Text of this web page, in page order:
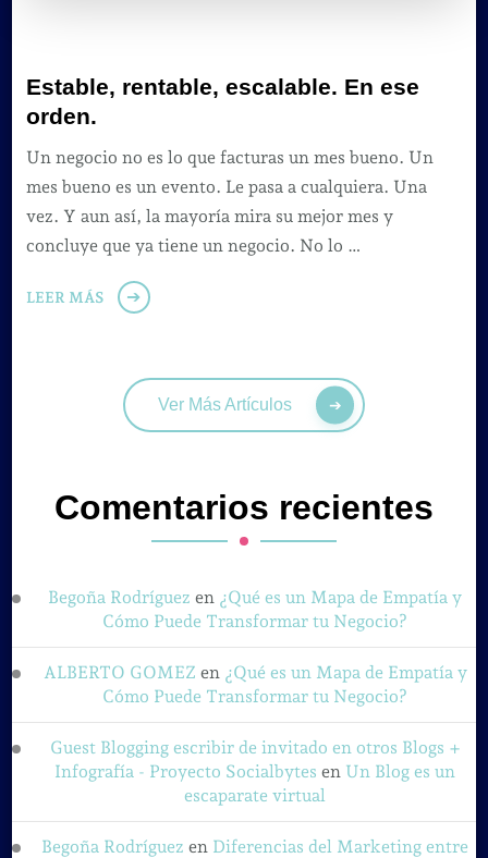
Estable, rentable, escalable. En ese
orden.
Un negocio no es lo que facturas un mes bueno. Un
mes bueno es un evento. Le pasa a cualquiera. Una
vez. Y aun así, la mayoría mira su mejor mes y
concluye que ya tiene un negocio. No lo …
LEER MÁS
Ver Más Artículos
Comentarios recientes
Begoña Rodríguez en ¿Qué es un Mapa de Empatía y
Cómo Puede Transformar tu Negocio?
ALBERTO GOMEZ en ¿Qué es un Mapa de Empatía y
Cómo Puede Transformar tu Negocio?
Guest Blogging escribir de invitado en otros Blogs +
Infografía - Proyecto Socialbytes en Un Blog es un
escaparate virtual
Begoña Rodríguez en Diferencias del Marketing entre